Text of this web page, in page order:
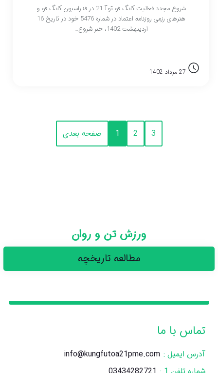
شروع مجدد فعالیت کانگ فو توآ 21 در فدراسیون کانگ فو و
هنرهای رزمی روزنامه اعتماد در شماره 5476 خود در تاریخ 16
اردیبهشت 1402، خبر شروع…
1 2 3 صفحه بعدی
ورزش تن و روان
مطالعه تاریخچه
تماس با ما
آدرس ایمیل : info@kungfutoa21pme.com